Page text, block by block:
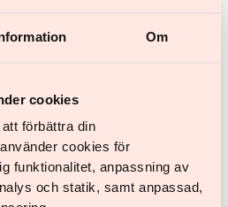
Om
cookies
förbättra din
cookies för
funktionalitet, anpassning av
och statik, samt anpassad,
Sosa, J., Baum, M., Himburg,
utbildning om kost
och fysisk aktivitet
studie.Journal of the Academy
Thilsing, T., Lee, K., Fritz, H.,
Hälso- och sjukvårdspersonals
och